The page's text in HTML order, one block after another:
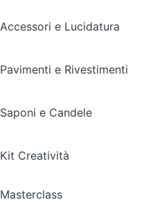
Accessori e Lucidatura
Pavimenti e Rivestimenti
Saponi e Candele
Kit Creatività
Masterclass